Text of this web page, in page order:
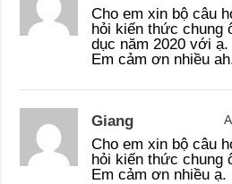
Cho em xin bộ câu
hỏi kiến thức chung
dục năm 2020 với ạ.
Em cảm ơn nhiều
Giang
Cho em xin bộ câu
hỏi kiến thức chung
Em cảm ơn nhiều ạ.